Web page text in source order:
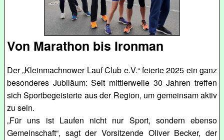
Von Marathon bis Ironman
Der „Kleinmachnower Lauf Club e.V.“ feierte 2025 ein ganz
besonderes Jubiläum: Seit mittlerweile 30 Jahren treffen
sich Sportbegeisterte aus der Region, um gemeinsam aktiv
zu sein.
„Für uns ist Laufen nicht nur Sport, sondern ebenso
Gemeinschaft“, sagt der Vorsitzende Oliver Becker, der